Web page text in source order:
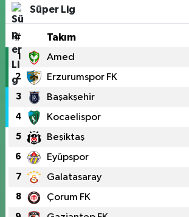
Süper Lig
# Takım
1 Amed
2 Erzurumspor FK
3 Başakşehir
4 Kocaelispor
5 Beşiktaş
6 Eyüpspor
7 Galatasaray
8 Çorum FK